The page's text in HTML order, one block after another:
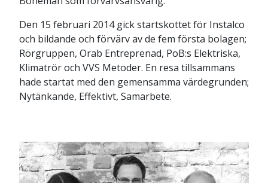
Den 15 februari 2014 gick startskottet för Instalco
och bildande och förvärv av de fem första bolagen;
Rörgruppen, Orab Entreprenad, PoB:s Elektriska,
Klimatrör och VVS Metoder. En resa tillsammans
hade startat med den gemensamma värdegrunden;
Nytänkande, Effektivt, Samarbete.